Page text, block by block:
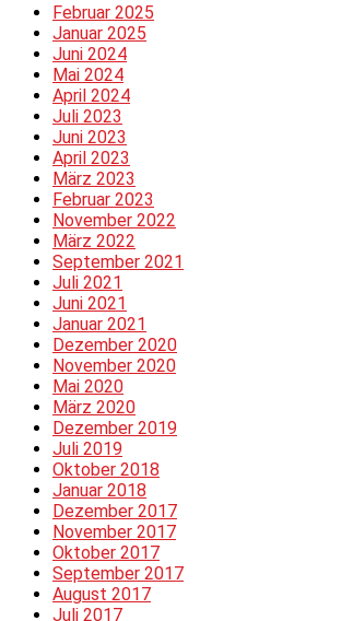
Februar 2025
Januar 2025
Juni 2024
Mai 2024
April 2024
Juli 2023
Juni 2023
April 2023
März 2023
Februar 2023
November 2022
März 2022
September 2021
Juli 2021
Juni 2021
Januar 2021
Dezember 2020
November 2020
Mai 2020
März 2020
Dezember 2019
Juli 2019
Oktober 2018
Januar 2018
Dezember 2017
November 2017
Oktober 2017
September 2017
August 2017
Juli 2017